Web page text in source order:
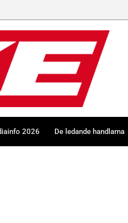
2026 De ledande handlarna